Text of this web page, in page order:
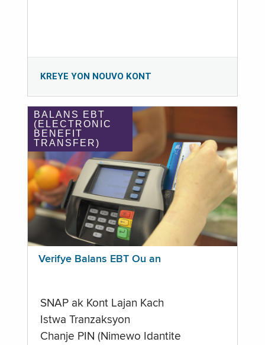
KREYE YON NOUVO KONT
BALANS EBT
(ELECTRONIC
BENEFIT
TRANSFER)
Verifye Balans EBT Ou an
SNAP ak Kont Lajan Kach
Istwa Tranzaksyon
Chanje PIN (Nimewo Idantite